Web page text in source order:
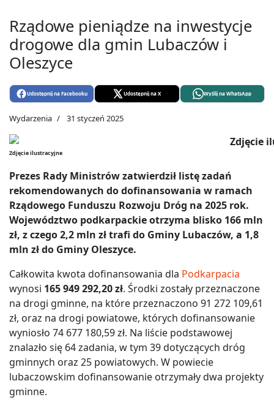
Rządowe pieniądze na inwestycje
drogowe dla gmin Lubaczów i
Oleszyce
Udostępnij na Facebooku Udostępnij na X Wyślij na WhatsApp
Wydarzenia 31 styczeń 2025
Zdjęcie ilustracyjne
Prezes Rady Ministrów zatwierdził listę zadań
rekomendowanych do dofinansowania w ramach
Rządowego Funduszu Rozwoju Dróg na 2025 rok.
Województwo podkarpackie otrzyma blisko 166 mln
zł, z czego 2,2 mln zł trafi do Gminy Lubaczów, a 1,8
mln zł do Gminy Oleszyce.
Całkowita kwota dofinansowania dla Podkarpacia
wynosi 165 949 292,20 zł. Środki zostały przeznaczone
na drogi gminne, na które przeznaczono 91 272 109,61
zł, oraz na drogi powiatowe, których dofinansowanie
wyniosło 74 677 180,59 zł. Na liście podstawowej
znalazło się 64 zadania, w tym 39 dotyczących dróg
gminnych oraz 25 powiatowych. W powiecie
lubaczowskim dofinansowanie otrzymały dwa projekty
gminne.